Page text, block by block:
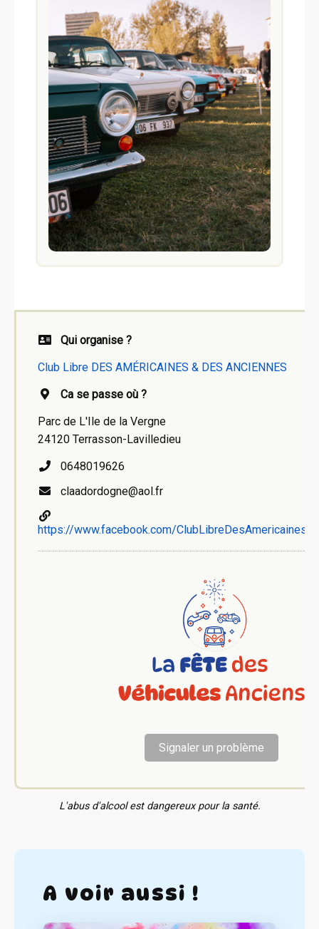
Qui organise ?
Club Libre DES AMÉRICAINES & DES ANCIENNES
Ca se passe où ?
Parc de L'Ile de la Vergne
24120 Terrasson-Lavilledieu
0648019626
claadordogne@aol.fr
https://www.facebook.com/
Signaler un problème
L'abus d'alcool est dangereux pour la santé.
A voir aussi !